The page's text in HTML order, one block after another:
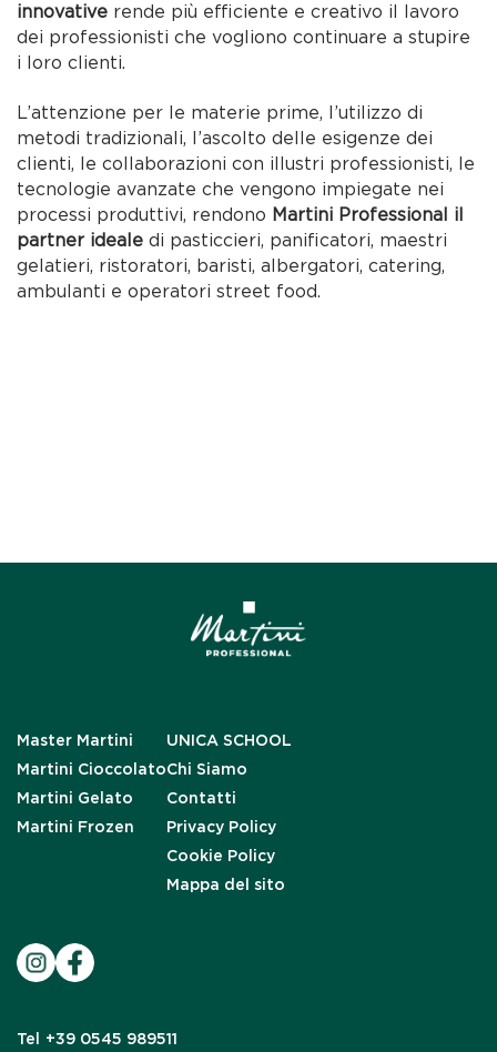
innovative rende più efficiente e creativo il lavoro
dei professionisti che vogliono continuare a stupire
i loro clienti.
L’attenzione per le materie prime, l’utilizzo di
metodi tradizionali, l’ascolto delle esigenze dei
clienti, le collaborazioni con illustri professionisti, le
tecnologie avanzate che vengono impiegate nei
processi produttivi, rendono Martini Professional il
partner ideale di pasticcieri, panificatori, maestri
gelatieri, ristoratori, baristi, albergatori, catering,
ambulanti e operatori street food.
Master Martini
Martini Cioccolato
Martini Gelato
Martini Frozen
UNICA SCHOOL
Chi Siamo
Contatti
Privacy Policy
Cookie Policy
Mappa del sito
Tel +39 0545 989511